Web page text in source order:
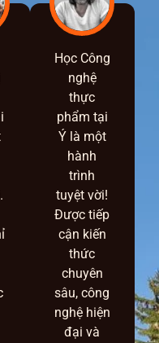
Học Công
nghệ
thực
phẩm tại
Ý là một
hành
trình
tuyệt vời!
Được tiếp
cận kiến
thức
chuyên
sâu, công
nghệ hiện
đại và